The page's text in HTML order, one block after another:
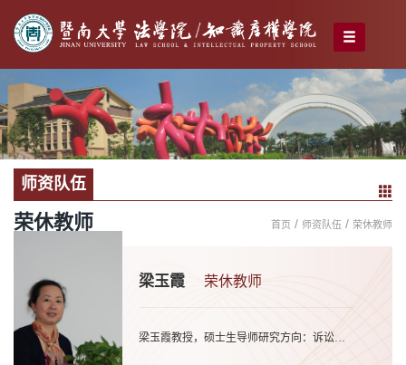
师资队伍
荣休教师 首页 / 师资队伍 / 荣休教师
梁玉霞 荣休教师
梁玉霞教授，硕士生导师研究方向：诉讼法学、司法制度、证据法学、军事法学 学历背景：西南政法大